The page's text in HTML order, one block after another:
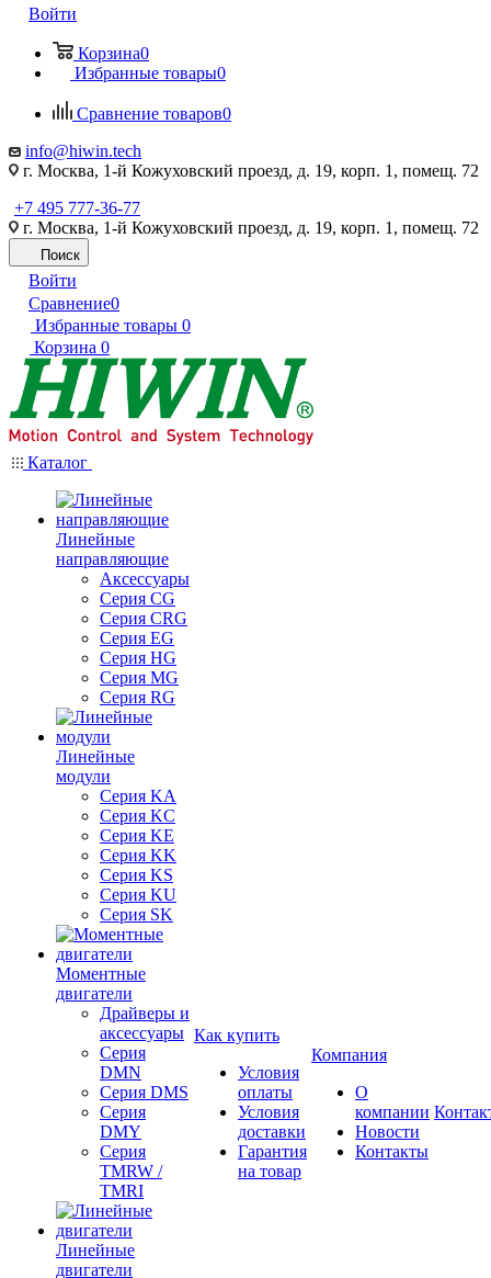
Войти
Корзина0
Избранные товары0
Сравнение товаров0
info@hiwin.tech
г. Москва, 1-й Кожуховский проезд, д. 19, корп. 1, помещ. 72
+7 495 777-36-77
г. Москва, 1-й Кожуховский проезд, д. 19, корп. 1, помещ. 72
Поиск
Войти
Сравнение0
Избранные товары 0
Корзина 0
Каталог
Линейные
направляющие
Аксессуары
Серия CG
Серия CRG
Серия EG
Серия HG
Серия MG
Серия RG
Линейные
модули
Серия KA
Серия KC
Серия KE
Серия KK
Серия KS
Серия KU
Серия SK
Моментные
двигатели
Драйверы и
аксессуары
Серия
DMN
Серия DMS
Серия
DMY
Серия
TMRW /
TMRI
Линейные
двигатели
Как купить
Условия
оплаты
Условия
доставки
Гарантия
на товар
Компания
О
компании
Новости
Контакты